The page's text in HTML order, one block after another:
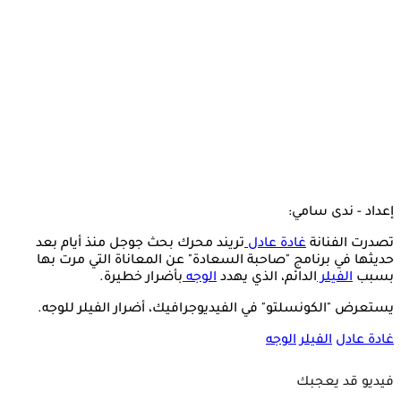
إعداد - ندى سامي:
تصدرت الفنانة غادة عادلتريند محرك بحث جوجل منذ أيام بعد
حديثها في برنامج "صاحبة السعادة" عن المعاناة التي مرت بها
بسبب الفيلرالدائم، الذي يهدد الوجهبأضرار خطيرة.
يستعرض "الكونسلتو" في الفيديوجرافيك، أضرار الفيلر للوجه.
غادة عادل الفيلر الوجه
فيديو قد يعجبك